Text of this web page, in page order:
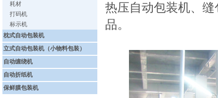
耗材
打码机
标示机
枕式自动包装机
立式自动包装机（小物料包装）
自动缠绕机
自动折纸机
保鲜膜包装机
热压自动包装机、
品。